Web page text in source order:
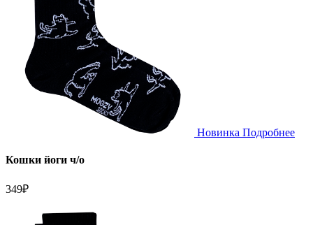
Новинка Подробнее
Кошки йоги ч/о
349₽